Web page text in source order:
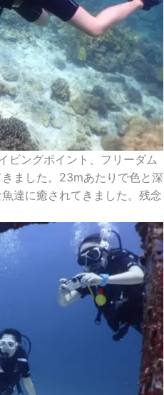
ビングポイント、フリーダム
ました。23mあたりで色と深
達に癒されてきました。残念